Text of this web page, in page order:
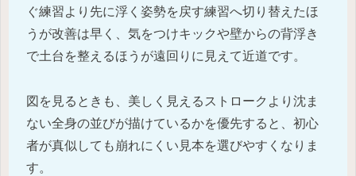
ぐ練習より先に浮く姿勢を戻す練習へ切り替えたほ
うが改善は早く、気をつけキックや壁からの背浮き
で土台を整えるほうが遠回りに見えて近道です。
図を見るときも、美しく見えるストロークより沈ま
ない全身の並びが描けているかを優先すると、初心
者が真似しても崩れにくい見本を選びやすくなりま
す。